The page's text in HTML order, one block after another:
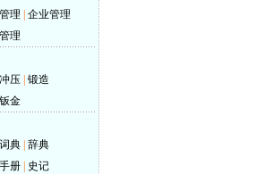
理
企业管理
理
冲压 锻造
钣金
词典 辞典
手册
史记